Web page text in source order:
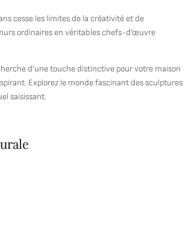
cesse les limites de la créativité et de
ordinaires en véritables chefs-d’œuvre
d’une touche distinctive pour votre maison
Explorez le monde fascinant des sculptures
saisissant.